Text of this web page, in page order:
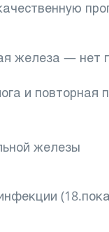
железа — нет
и повторная
железы